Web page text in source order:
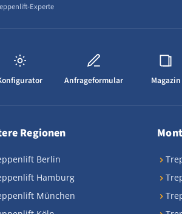
Experte
Anfrageformular Magazin
Regionen
Berlin
Hamburg
München